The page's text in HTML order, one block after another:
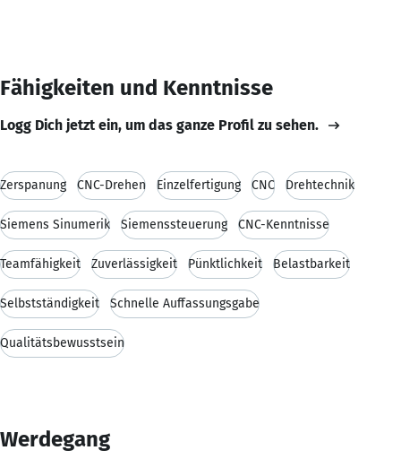
Fähigkeiten und Kenntnisse
Logg Dich jetzt ein, um das ganze Profil zu sehen.
Zerspanung CNC-Drehen Einzelfertigung CNC Drehtechnik
Siemens Sinumerik Siemenssteuerung CNC-Kenntnisse
Teamfähigkeit Zuverlässigkeit Pünktlichkeit Belastbarkeit
Selbstständigkeit Schnelle Auffassungsgabe
Qualitätsbewusstsein
Werdegang